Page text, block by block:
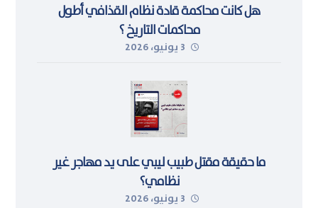
هل كانت محاكمة قادة نظام القذافي أطول
محاكمات التاريخ ؟
3 يونيو، 2026
ما حقيقة مقتل طبيب ليبي على يد مهاجر غير
نظامي؟
3 يونيو، 2026